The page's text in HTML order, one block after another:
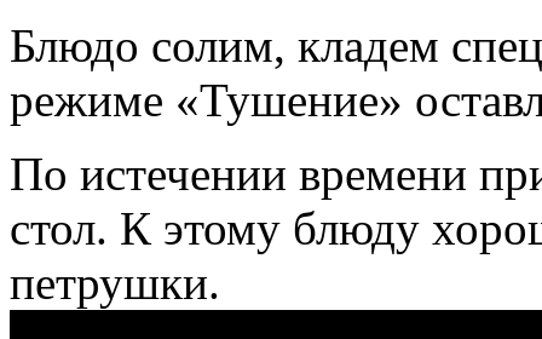
Блюдо солим, кладем
режиме «Тушение»
По истечении времени
стол. К этому блюду
петрушки.